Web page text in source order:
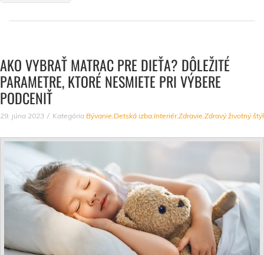
AKO VYBRAŤ MATRAC PRE DIEŤA? DÔLEŽITÉ
PARAMETRE, KTORÉ NESMIETE PRI VÝBERE
PODCENIŤ
29. júna 2023 Kategória Bývanie Detská izba Interiér, Zdravie Zdravý životný štýl